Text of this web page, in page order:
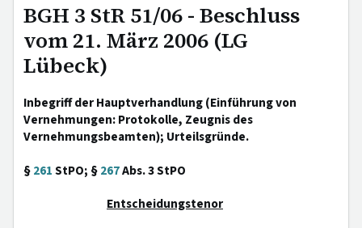
BGH 3 StR 51/06 - Beschluss
vom 21. März 2006 (LG
Lübeck)
Inbegriff der Hauptverhandlung (Einführung von
Vernehmungen: Protokolle, Zeugnis des
Vernehmungsbeamten); Urteilsgründe.
§261StPO; §267Abs. 3 StPO
Entscheidungstenor